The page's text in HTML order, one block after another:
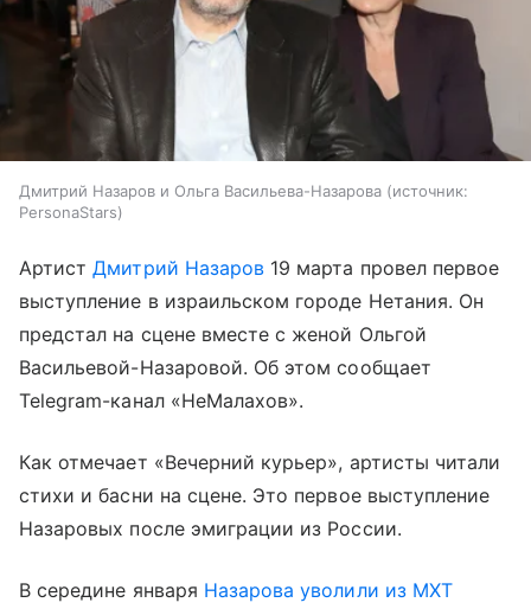
Дмитрий Назаров и Ольга Васильева-Назарова
источник:
PersonaStars
АртистДмитрий Назаров 19 марта провел первое
выступление в израильском городе Нетания. Он
предстал на сцене вместе с женой Ольгой
Васильевой-Назаровой. Об этом сообщает
Telegram-канал «НеМалахов».
Как отмечает «Вечерний курьер», артисты читали
стихи и басни на сцене. Это первое выступление
Назаровых после эмиграции из России.
В середине января Назарова уволили из МХТ